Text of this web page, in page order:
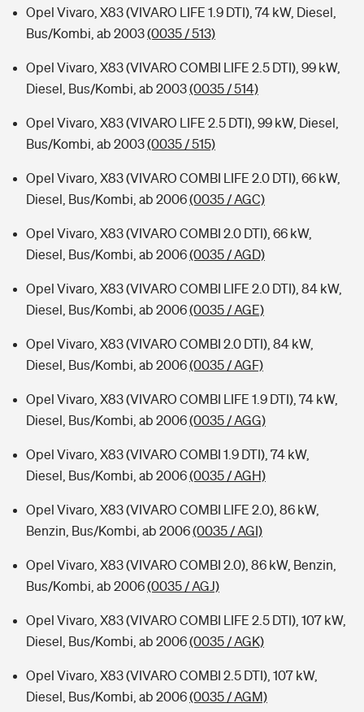
Opel Vivaro, X83 (VIVARO LIFE 1.9 DTI), 74 kW, Diesel,
Bus/Kombi, ab 2003(0035 / 513)
Opel Vivaro, X83 (VIVARO COMBI LIFE 2.5 DTI), 99 kW,
Diesel, Bus/Kombi, ab 2003(0035 / 514)
Opel Vivaro, X83 (VIVARO LIFE 2.5 DTI), 99 kW, Diesel,
Bus/Kombi, ab 2003(0035 / 515)
Opel Vivaro, X83 (VIVARO COMBI LIFE 2.0 DTI), 66 kW,
Diesel, Bus/Kombi, ab 2006(0035 / AGC)
Opel Vivaro, X83 (VIVARO COMBI 2.0 DTI), 66 kW,
Diesel, Bus/Kombi, ab 2006(0035 / AGD)
Opel Vivaro, X83 (VIVARO COMBI LIFE 2.0 DTI), 84 kW,
Diesel, Bus/Kombi, ab 2006(0035 / AGE)
Opel Vivaro, X83 (VIVARO COMBI 2.0 DTI), 84 kW,
Diesel, Bus/Kombi, ab 2006(0035 / AGF)
Opel Vivaro, X83 (VIVARO COMBI LIFE 1.9 DTI), 74 kW,
Diesel, Bus/Kombi, ab 2006(0035 / AGG)
Opel Vivaro, X83 (VIVARO COMBI 1.9 DTI), 74 kW,
Diesel, Bus/Kombi, ab 2006(0035 / AGH)
Opel Vivaro, X83 (VIVARO COMBI LIFE 2.0), 86 kW,
Benzin, Bus/Kombi, ab 2006(0035 / AGI)
Opel Vivaro, X83 (VIVARO COMBI 2.0), 86 kW, Benzin,
Bus/Kombi, ab 2006(0035 / AGJ)
Opel Vivaro, X83 (VIVARO COMBI LIFE 2.5 DTI), 107 kW,
Diesel, Bus/Kombi, ab 2006(0035 / AGK)
Opel Vivaro, X83 (VIVARO COMBI 2.5 DTI), 107 kW,
Diesel, Bus/Kombi, ab 2006(0035 / AGM)